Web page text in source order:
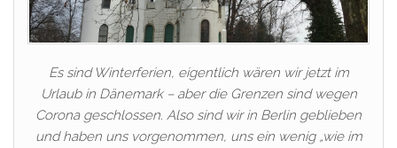
Es sind Winterferien, eigentlich wären wir jetzt im
Urlaub in Dänemark – aber die Grenzen sind wegen
Corona geschlossen. Also sind wir in Berlin geblieben
und haben uns vorgenommen, uns ein wenig „wie im